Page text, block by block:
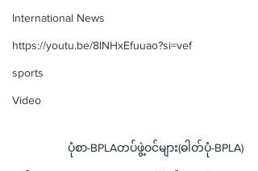
International News
https://youtu.be/8lNHxEfuuao?si=vef
sports
Video
ပုံစာ-BPLAတပ်ဖွဲ့ဝင်များ(ဓါတ်ပုံ-BPLA)